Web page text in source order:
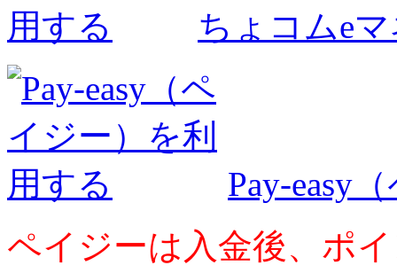
ちょコムe
Pay-easy
ペイジーは入金後、ポ